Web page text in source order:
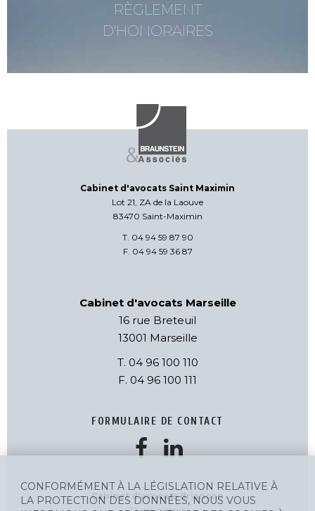
RÈGLEMENT
D'HONORAIRES
Cabinet d'avocats Saint Maximin
Lot 21, ZA de la Laouve
83470 Saint-Maximin
T. 04 94 59 87 90
F. 04 94 59 36 87
Cabinet d'avocats Marseille
16 rue Breteuil
13001 Marseille
T. 04 96 100 110
F. 04 96 100 111
FORMULAIRE DE CONTACT
Cabinet d'avocats Briançon
CONFORMÉMENT À LA LÉGISLATION RELATIVE À
LA PROTECTION DES DONNÉES, NOUS VOUS